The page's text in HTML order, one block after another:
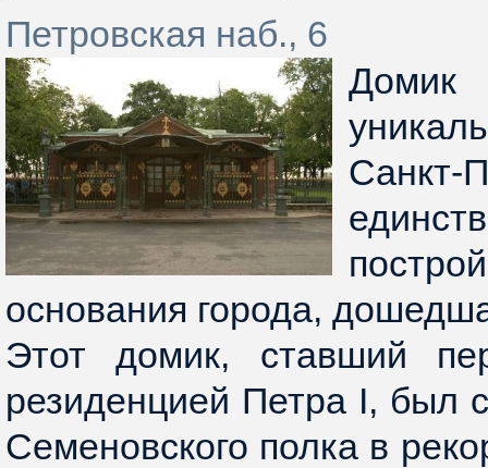
Петровская наб., 6
Санкт-
основания города,
Этот домик, ставший
резиденцией Петра I, был
Семеновского полка в